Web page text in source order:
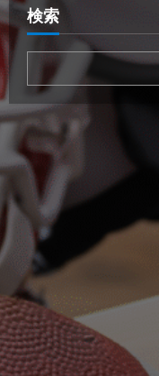
検索